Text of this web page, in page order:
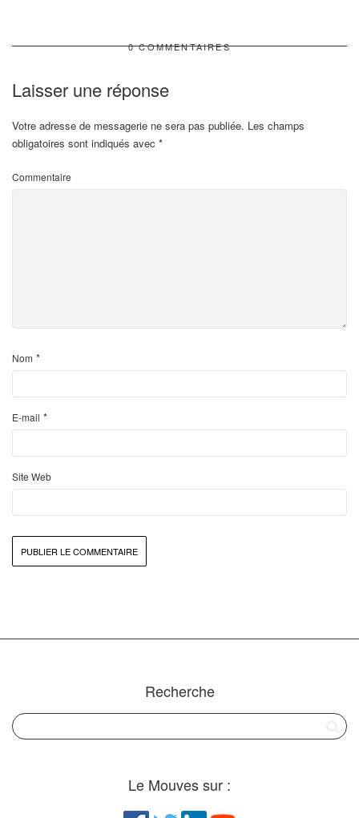
0 COMMENTAIRES
Laisser une réponse
Votre adresse de messagerie ne sera pas publiée. Les champs
obligatoires sont indiqués avec *
Commentaire
Nom *
E-mail *
Site Web
Recherche
Le Mouves sur :